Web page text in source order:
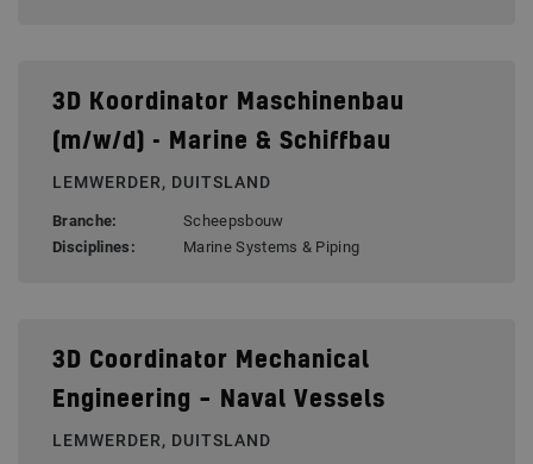
3D Koordinator Maschinenbau
(m/w/d) - Marine & Schiffbau
LEMWERDER, DUITSLAND
Branche:
Scheepsbouw
Disciplines:
Marine Systems & Piping
3D Coordinator Mechanical
Engineering – Naval Vessels
LEMWERDER, DUITSLAND